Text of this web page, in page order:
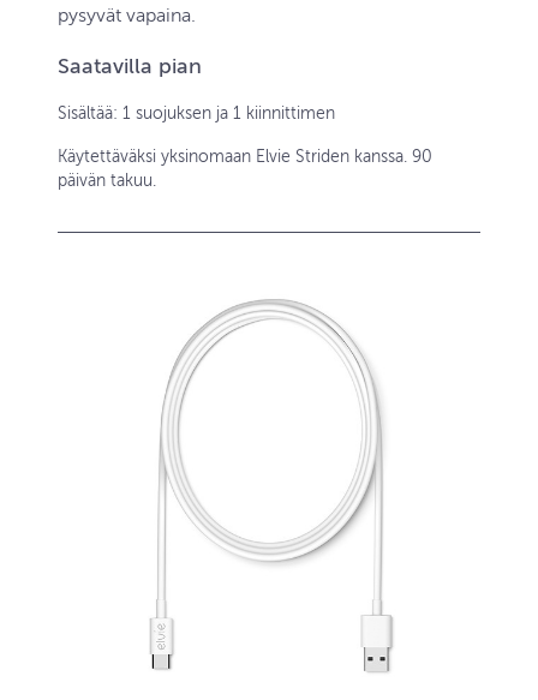
pysyvät vapaina.
Saatavilla pian
Sisältää: 1 suojuksen ja 1 kiinnittimen
Käytettäväksi yksinomaan Elvie Striden kanssa. 90
päivän takuu.